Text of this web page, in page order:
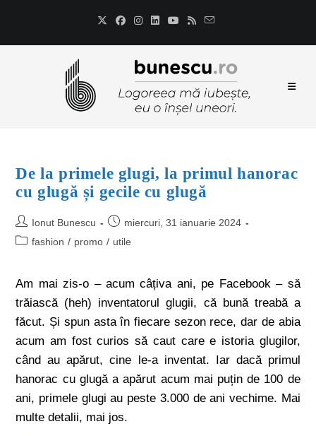
De la primele glugi, la primul hanorac
cu glugă și gecile cu glugă
Ionut Bunescu
miercuri, 31 ianuarie 2024
fashion / promo / utile
Am mai zis-o – acum câțiva ani, pe Facebook – să
trăiască (heh) inventatorul glugii, că bună treabă a
făcut. Și spun asta în fiecare sezon rece, dar de abia
acum am fost curios să caut care e istoria glugilor,
când au apărut, cine le-a inventat. Iar dacă primul
hanorac cu glugă a apărut acum mai puțin de 100 de
ani, primele glugi au peste 3.000 de ani vechime. Mai
multe detalii, mai jos.